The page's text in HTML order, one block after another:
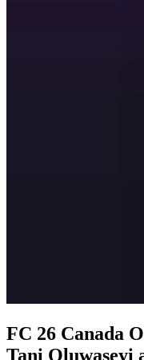
FC 26 Canada
Tani Oluwaseyi